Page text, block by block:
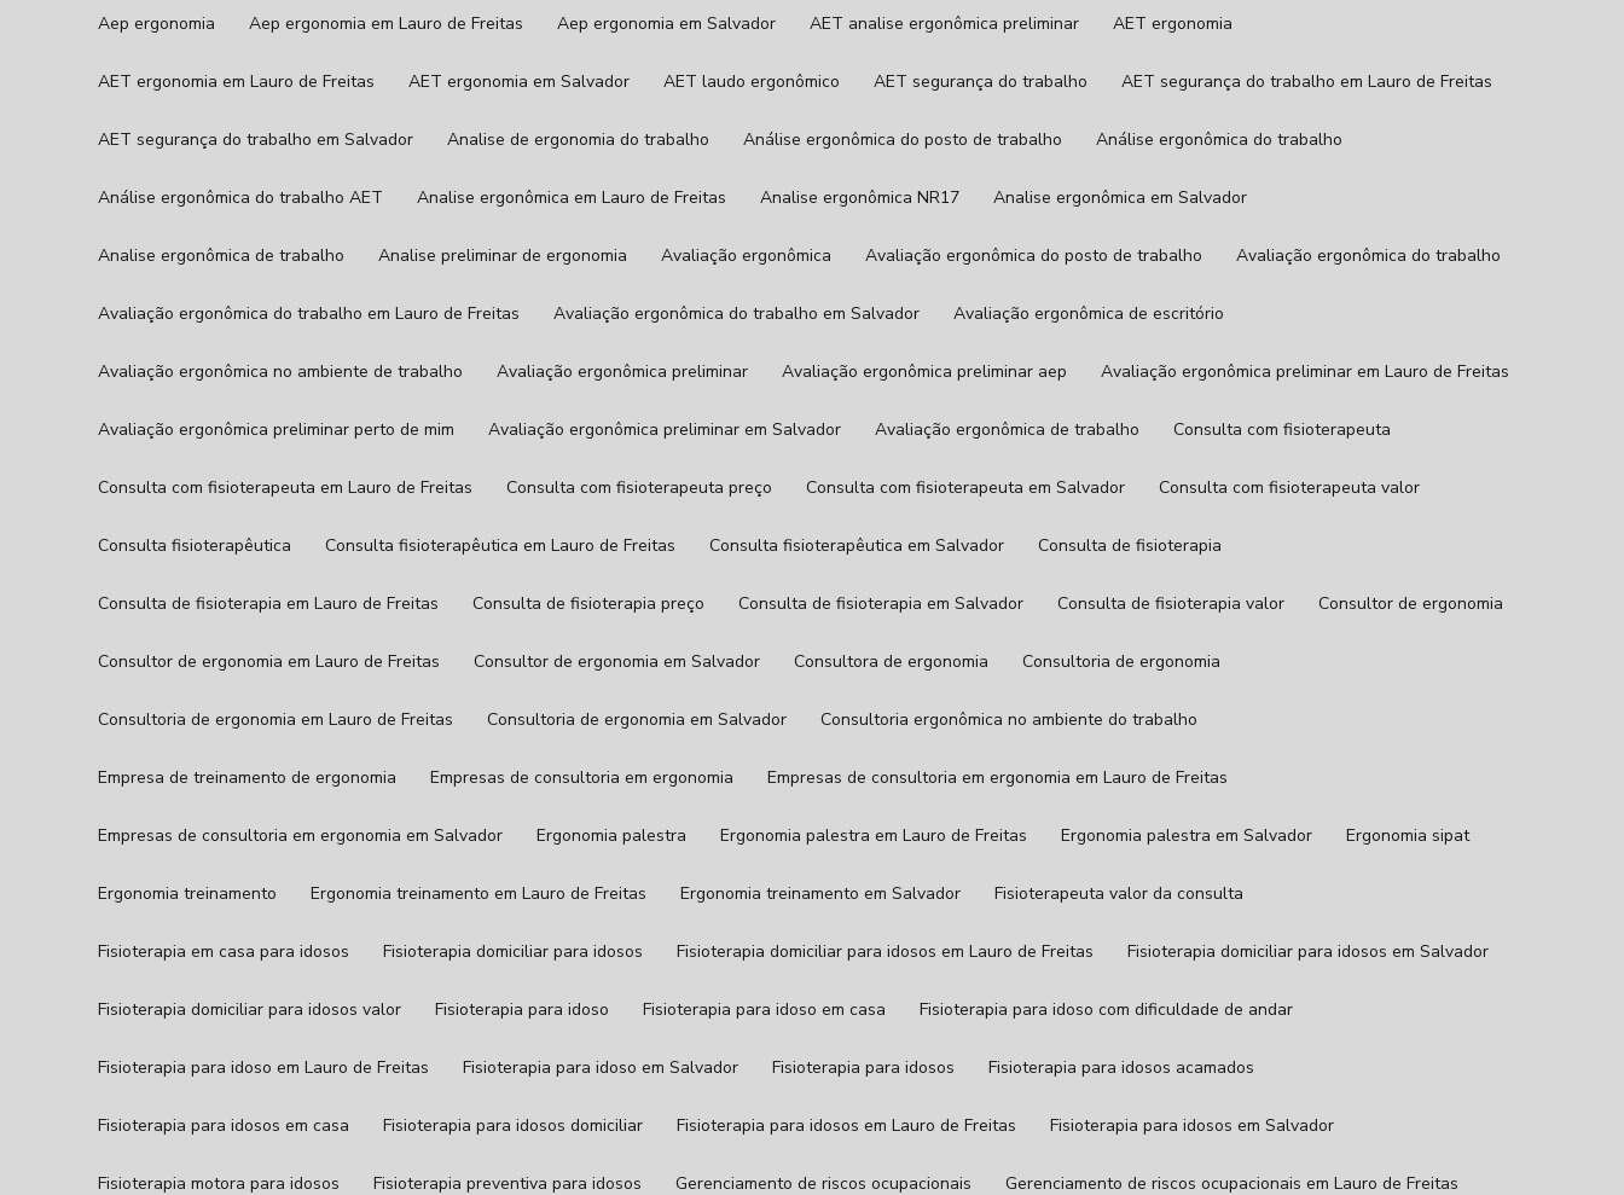
Aep ergonomia Aep ergonomia em Lauro de Freitas Aep ergonomia em Salvador AET analise ergonômica preliminar AET ergonomia
AET ergonomia em Lauro de Freitas AET ergonomia em Salvador AET laudo ergonômico AET segurança do trabalho AET segurança do trabalho em Lauro de Freitas
AET segurança do trabalho em Salvador Analise de ergonomia do trabalho Análise ergonômica do posto de trabalho Análise ergonômica do trabalho
Análise ergonômica do trabalho AET Analise ergonômica em Lauro de Freitas Analise ergonômica NR17 Analise ergonômica em Salvador
Analise ergonômica de trabalho Analise preliminar de ergonomia Avaliação ergonômica Avaliação ergonômica do posto de trabalho Avaliação ergonômica do trabalho
Avaliação ergonômica do trabalho em Lauro de Freitas Avaliação ergonômica do trabalho em Salvador Avaliação ergonômica de escritório
Avaliação ergonômica no ambiente de trabalho Avaliação ergonômica preliminar Avaliação ergonômica preliminar aep Avaliação ergonômica preliminar em Lauro de Freitas
Avaliação ergonômica preliminar perto de mim Avaliação ergonômica preliminar em Salvador Avaliação ergonômica de trabalho Consulta com fisioterapeuta
Consulta com fisioterapeuta em Lauro de Freitas Consulta com fisioterapeuta preço Consulta com fisioterapeuta em Salvador Consulta com fisioterapeuta valor
Consulta fisioterapêutica Consulta fisioterapêutica em Lauro de Freitas Consulta fisioterapêutica em Salvador Consulta de fisioterapia
Consulta de fisioterapia em Lauro de Freitas Consulta de fisioterapia preço Consulta de fisioterapia em Salvador Consulta de fisioterapia valor Consultor de ergonomia
Consultor de ergonomia em Lauro de Freitas Consultor de ergonomia em Salvador Consultora de ergonomia Consultoria de ergonomia
Consultoria de ergonomia em Lauro de Freitas Consultoria de ergonomia em Salvador Consultoria ergonômica no ambiente do trabalho
Empresa de treinamento de ergonomia Empresas de consultoria em ergonomia Empresas de consultoria em ergonomia em Lauro de Freitas
Empresas de consultoria em ergonomia em Salvador Ergonomia palestra Ergonomia palestra em Lauro de Freitas Ergonomia palestra em Salvador Ergonomia sipat
Ergonomia treinamento Ergonomia treinamento em Lauro de Freitas Ergonomia treinamento em Salvador Fisioterapeuta valor da consulta
Fisioterapia em casa para idosos Fisioterapia domiciliar para idosos Fisioterapia domiciliar para idosos em Lauro de Freitas Fisioterapia domiciliar para idosos em Salvador
Fisioterapia domiciliar para idosos valor Fisioterapia para idoso Fisioterapia para idoso em casa Fisioterapia para idoso com dificuldade de andar
Fisioterapia para idoso em Lauro de Freitas Fisioterapia para idoso em Salvador Fisioterapia para idosos Fisioterapia para idosos acamados
Fisioterapia para idosos em casa Fisioterapia para idosos domiciliar Fisioterapia para idosos em Lauro de Freitas Fisioterapia para idosos em Salvador
Fisioterapia motora para idosos Fisioterapia preventiva para idosos Gerenciamento de riscos ocupacionais Gerenciamento de riscos ocupacionais em Lauro de Freitas